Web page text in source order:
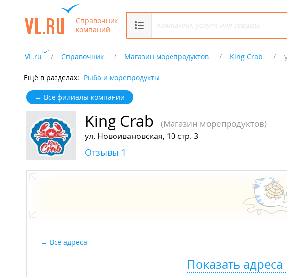
Справочник
компаний
VL.ru Справочник Магазин морепродуктов King Crab
Ещё в разделах: Рыба и морепродукты
← Все филиалы компании
King Crab (Магазин морепродуктов)
ул. Новоивановская, 10 стр. 3
Отзывы 1
Все адреса
Показать